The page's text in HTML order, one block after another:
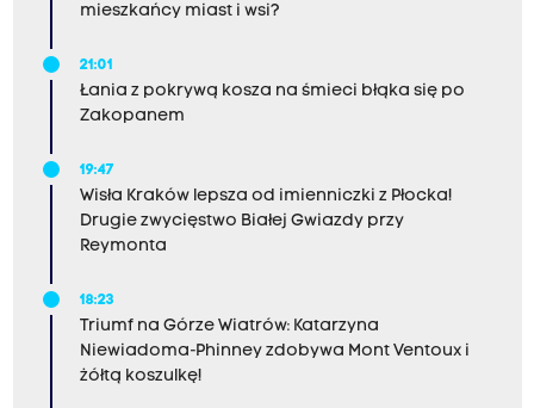
mieszkańcy miast i wsi?
21:01
Łania z pokrywą kosza na śmieci błąka się po
Zakopanem
19:47
Wisła Kraków lepsza od imienniczki z Płocka!
Drugie zwycięstwo Białej Gwiazdy przy
Reymonta
18:23
Triumf na Górze Wiatrów: Katarzyna
Niewiadoma-Phinney zdobywa Mont Ventoux i
żółtą koszulkę!